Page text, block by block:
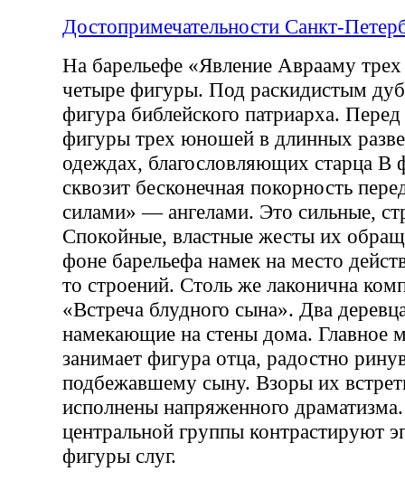
Достопримечательности Санкт-
На барельефе «Явление Аврааму трех
четыре фигуры. Под раскидистым
фигура библейского патриарха.
фигуры трех юношей в длинных
одеждах, благословляющих старца В
сквозит бесконечная покорность
силами» — ангелами. Это сильные,
Спокойные, властные жесты их
фоне барельефа намек на место
то строений. Столь же лаконична
«Встреча блудного сына». Два
намекающие на стены дома. Главное
занимает фигура отца, радостно
подбежавшему сыну. Взоры их
исполнены напряженного
центральной группы контрастируют
фигуры слуг.